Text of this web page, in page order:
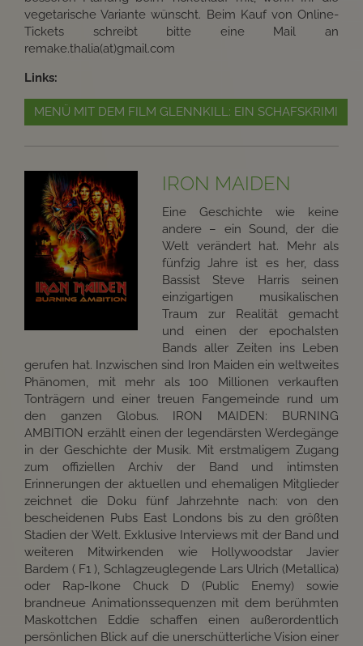
vegetarische Variante wünscht. Beim Kauf von Online-
Tickets schreibt bitte eine Mail an
remake.thalia(at)gmail.com
Links:
MENÜ MIT DEM FILM GLENNKILL: EIN SCHAFSKRIMI
IRON MAIDEN
Eine Geschichte wie keine
andere – ein Sound, der die
Welt verändert hat. Mehr als
fünfzig Jahre ist es her, dass
Bassist Steve Harris seinen
einzigartigen musikalischen
Traum zur Realität gemacht
und einen der epochalsten
Bands aller Zeiten ins Leben
gerufen hat. Inzwischen sind Iron Maiden ein weltweites
Phänomen, mit mehr als 100 Millionen verkauften
Tonträgern und einer treuen Fangemeinde rund um
den ganzen Globus. IRON MAIDEN: BURNING
AMBITION erzählt einen der legendärsten Werdegänge
in der Geschichte der Musik. Mit erstmaligem Zugang
zum offiziellen Archiv der Band und intimsten
Erinnerungen der aktuellen und ehemaligen Mitglieder
zeichnet die Doku fünf Jahrzehnte nach: von den
bescheidenen Pubs East Londons bis zu den größten
Stadien der Welt. Exklusive Interviews mit der Band und
weiteren Mitwirkenden wie Hollywoodstar Javier
Bardem ( F1 ), Schlagzeuglegende Lars Ulrich (Metallica)
oder Rap-Ikone Chuck D (Public Enemy) sowie
brandneue Animationssequenzen mit dem berühmten
Maskottchen Eddie schaffen einen außerordentlich
persönlichen Blick auf die unerschütterliche Vision einer